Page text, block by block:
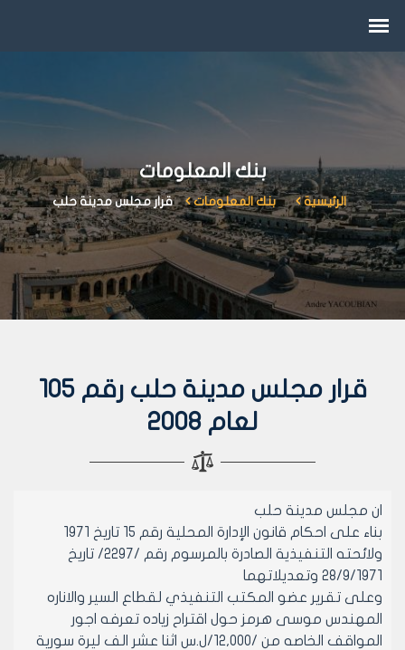
بنك المعلومات
الرئيسية بنك المعلومات قرار مجلس مدينة حلب
قرار مجلس مدينة حلب رقم 105
لعام 2008
ان مجلس مدينة حلب
بناء على احكام قانون الإدارة المحلية رقم 15 تاريخ 1971
ولائحته التنفيذية الصادرة بالمرسوم رقم /2297/ تاريخ
28/9/1971 وتعديلاتهما
وعلى تقرير عضو المكتب التنفيذي لقطاع السير والاناره
المهندس موسى هرمز حول اقتراح زياده تعرفه اجور
المواقف الخاصه من /12,000/ل.س اثنا عشر الف ليرة سورية